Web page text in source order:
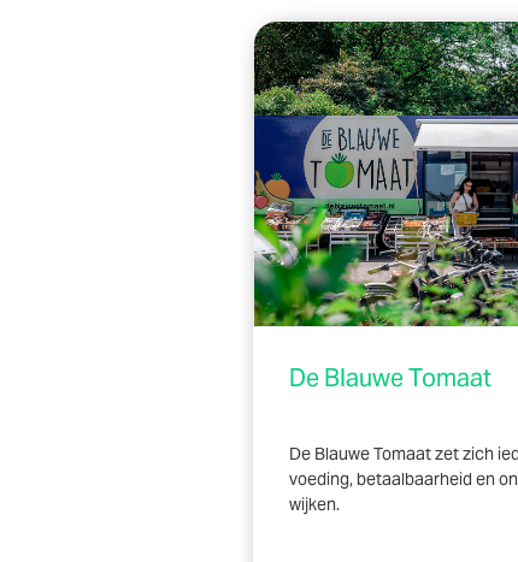
De Blauwe Tomaat
De Blauwe Tomaat zet zich
voeding, betaalbaarheid en
wijken.